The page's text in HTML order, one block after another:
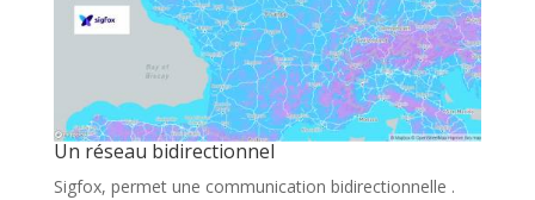
Un réseau bidirectionnel
Sigfox, permet une communication bidirectionnelle .